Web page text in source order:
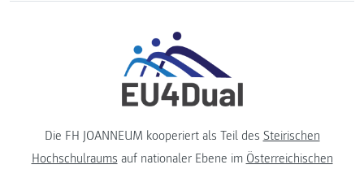
Die FH JOANNEUM kooperiert als Teil des Steirischen
Hochschulraums auf nationaler Ebene im Österreichischen